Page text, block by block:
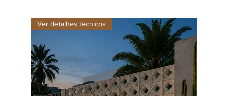
Ver detalhes técnicos